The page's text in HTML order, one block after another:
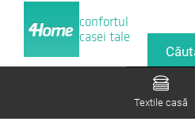
confortul
casei tale
Textile casă